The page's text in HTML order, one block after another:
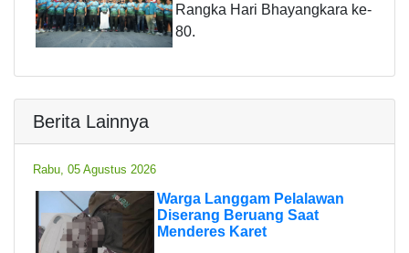
Rangka Hari Bhayangkara ke-
80.
Berita Lainnya
Rabu, 05 Agustus 2026
Warga Langgam Pelalawan
Diserang Beruang Saat
Menderes Karet